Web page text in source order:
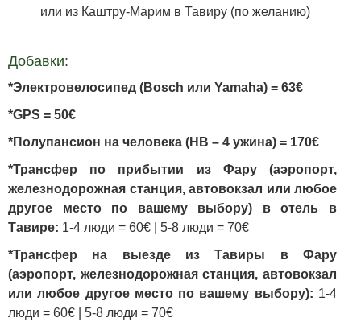
или из Каштру-Марим в Тавиру (по желанию)
Добавки:
*Электровелосипед (Bosch или Yamaha) = 63€
*GPS = 50€
*Полупансион на человека (HB – 4 ужина) = 170€
*Трансфер по прибытии из Фару (аэропорт,
железнодорожная станция, автовокзал или любое
другое место по вашему выбору) в отель в
Тавире: 1-4 люди = 60€ | 5-8 люди = 70€
*Трансфер на выезде из Тавиры в Фару
(аэропорт, железнодорожная станция, автовокзал
или любое другое место по вашему выбору): 1-4
люди = 60€ | 5-8 люди = 70€